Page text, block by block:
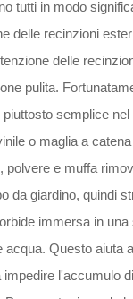
tutti in modo
delle recinzioni
delle
pulita.
piuttosto semplice
o maglia a
polvere e muffa
da giardino, quindi
immersa in una
acqua. Questo aiuta
impedire l'accumulo